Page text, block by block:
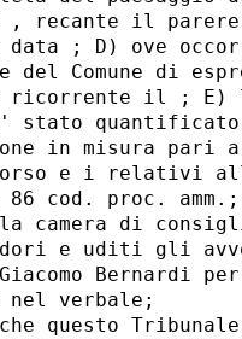
recante il parere
; D) ove
del Comune di
ricorrente il ; E)
stato
in misura pari
e i relativi
86 cod. proc.
camera di
e uditi gli
Bernardi
nel verbale;
questo